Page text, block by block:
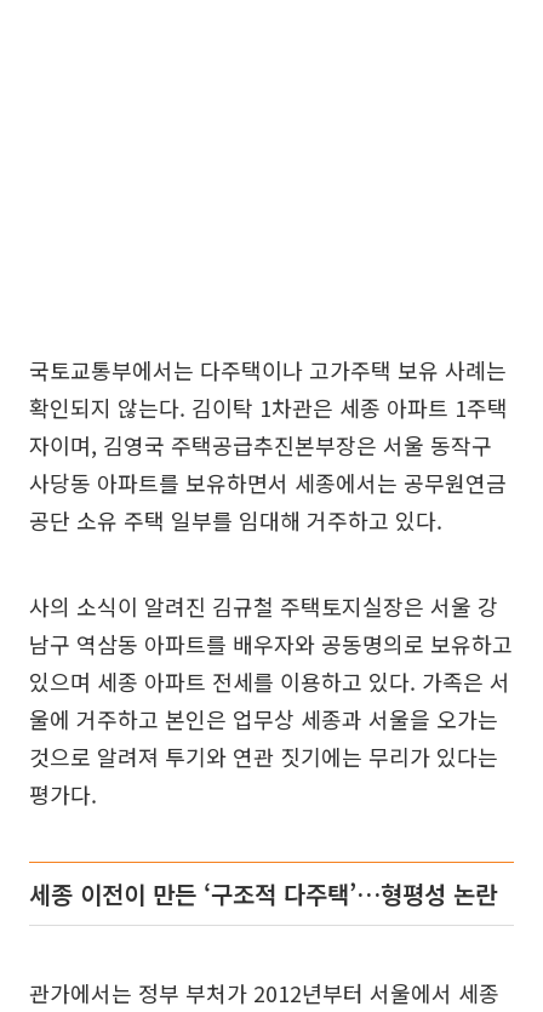
국토교통부에서는 다주택이나 고가주택 보유 사례는
확인되지 않는다. 김이탁 1차관은 세종 아파트 1주택
자이며, 김영국 주택공급추진본부장은 서울 동작구
사당동 아파트를 보유하면서 세종에서는 공무원연금
공단 소유 주택 일부를 임대해 거주하고 있다.
사의 소식이 알려진 김규철 주택토지실장은 서울 강
남구 역삼동 아파트를 배우자와 공동명의로 보유하고
있으며 세종 아파트 전세를 이용하고 있다. 가족은 서
울에 거주하고 본인은 업무상 세종과 서울을 오가는
것으로 알려져 투기와 연관 짓기에는 무리가 있다는
평가다.
세종 이전이 만든 ‘구조적 다주택’…형평성 논란
관가에서는 정부 부처가 2012년부터 서울에서 세종